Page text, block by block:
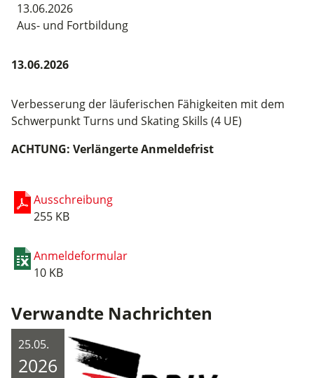
13.06.2026
Aus- und Fortbildung
13.06.2026
Verbesserung der läuferischen Fähigkeiten mit dem
Schwerpunkt Turns und Skating Skills (4 UE)
ACHTUNG: Verlängerte Anmeldefrist
Ausschreibung
255 KB
Anmeldeformular
10 KB
Verwandte Nachrichten
25.05.
2026